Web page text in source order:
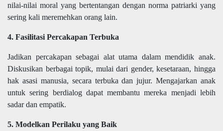
nilai-nilai moral yang bertentangan dengan norma patriarki yang
sering kali meremehkan orang lain.
4. Fasilitasi Percakapan Terbuka
Jadikan percakapan sebagai alat utama dalam mendidik anak.
Diskusikan berbagai topik, mulai dari gender, kesetaraan, hingga
hak asasi manusia, secara terbuka dan jujur. Mengajarkan anak
untuk sering berdialog dapat membantu mereka menjadi lebih
sadar dan empatik.
5. Modelkan Perilaku yang Baik